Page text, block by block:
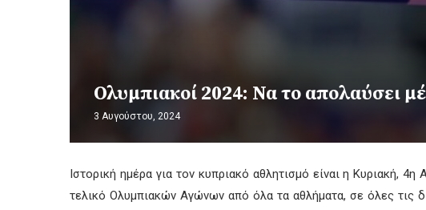
Ολυμπιακοί 2024: Να το απολαύσει
3 Αυγούστου, 2024
Ιστορική ημέρα για τον κυπριακό αθλητισμό είναι η Κυριακή,
τελικό Ολυμπιακών Αγώνων από όλα τα αθλήματα, σε όλες τις